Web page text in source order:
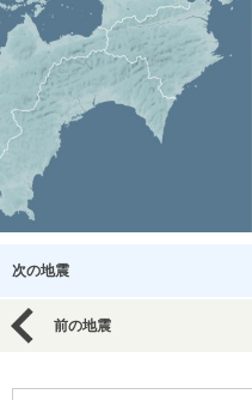
次の地震
前の地震